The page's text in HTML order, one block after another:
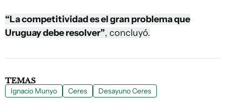
“La competitividad es el gran problema que
Uruguay debe resolver”, concluyó.
TEMAS
Ignacio Munyo Ceres Desayuno Ceres